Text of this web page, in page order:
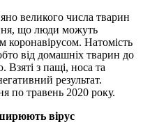
великого числа тварин
що люди можуть
коронавірусом. Натомість
від домашніх тварин до
з пащі, носа та
результат.
по травень 2020 року.
вірус